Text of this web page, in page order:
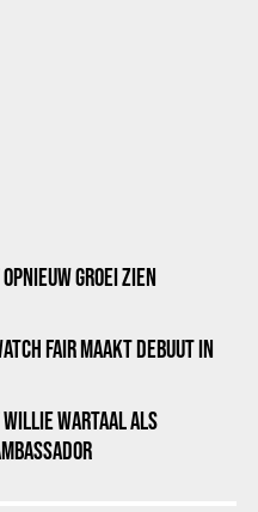
GROEI ZIEN
FAIR MAAKT DEBUUT IN
WARTAAL ALS